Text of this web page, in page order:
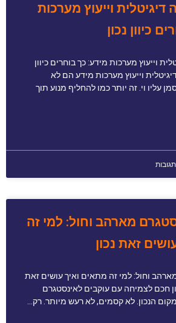
וייעוץ מערכות
כיוון נכון
וייעוץ מערכות מידע: כך בוחרים כיוון
וייעוץ מערכות מידע הם לא
עליו וי. זה יותר כמו להחליף מנוע תוך
מארהב וחול: למי זה
זאת נכון
וחול: למי זה מתאים ואיך עושים זאת
חכם לצמיחה עם עוקבים לאינסטגרם
הנכון. לא קסמים, לא רעש מיותר. רק…